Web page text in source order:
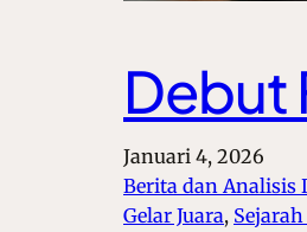
Debut
Januari 4, 2026
Berita dan Analisis
Gelar Juara,